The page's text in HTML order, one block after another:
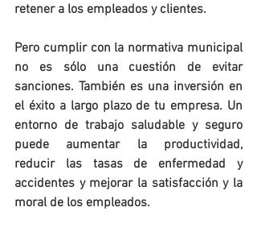
retener a los empleados y clientes.
Pero cumplir con la normativa municipal
no es sólo una cuestión de evitar
sanciones. También es una inversión en
el éxito a largo plazo de tu empresa. Un
entorno de trabajo saludable y seguro
puede aumentar la productividad,
reducir las tasas de enfermedad y
accidentes y mejorar la satisfacción y la
moral de los empleados.